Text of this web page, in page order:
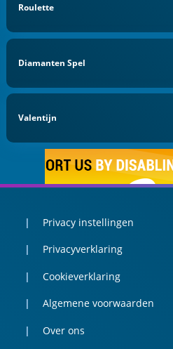
Roulette
Diamanten Spel
Valentijn
Privacy instellingen
Privacyverklaring
Cookieverklaring
Algemene voorwaarden
Over ons